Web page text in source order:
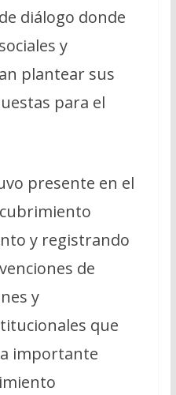
diálogo donde
y
plantear sus
para el
presente en el
y registrando
de
y
que
importante